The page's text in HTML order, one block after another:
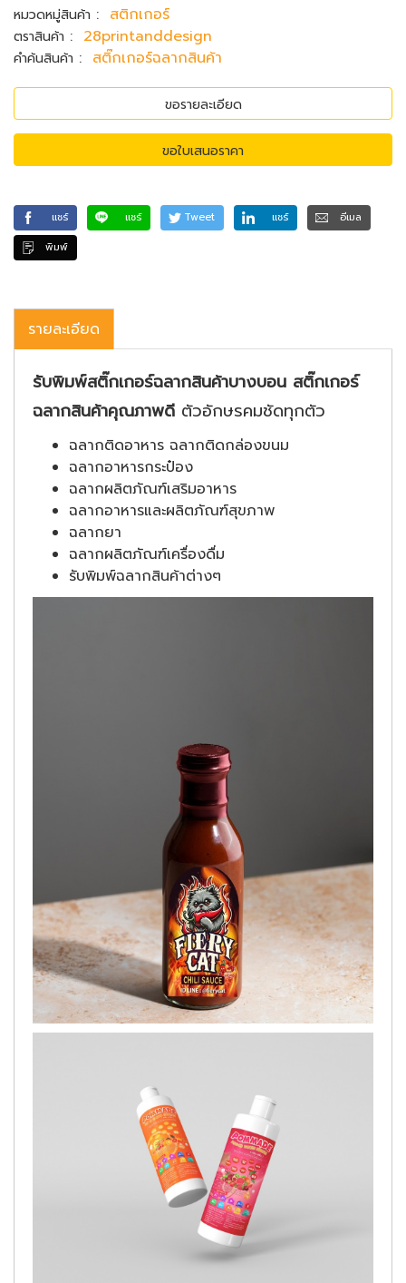
หมวดหมู่สินค้า : สติกเกอร์
ตราสินค้า : 28printanddesign
คำค้นสินค้า : สติ๊กเกอร์ฉลากสินค้า
ขอรายละเอียด
ขอใบเสนอราคา
แชร์ แชร์ Tweet แชร์
อีเมล
พิมพ์
รายละเอียด
รับพิมพ์สติ๊กเกอร์ฉลากสินค้าบางบอน สติ๊กเกอร์
ฉลากสินค้าคุณภาพดี ตัวอักษรคมชัดทุกตัว
ฉลากติดอาหาร ฉลากติดกล่องขนม
ฉลากอาหารกระป๋อง
ฉลากผลิตภัณฑ์เสริมอาหาร
ฉลากอาหารและผลิตภัณฑ์สุขภาพ
ฉลากยา
ฉลากผลิตภัณฑ์เครื่องดื่ม
รับพิมพ์ฉลากสินค้าต่างๆ